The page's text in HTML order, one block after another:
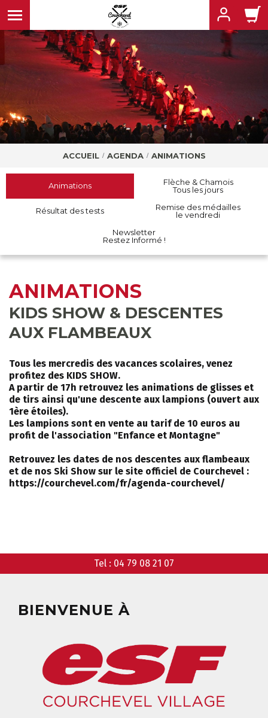
MENU
INFOS PRATIQUES
HORAIRES
DU BUREAU ESF
MENU
CONSEILS
QUEL EST MON NIVEAU ?
LIEUX DE RASSEMBLEMENTS
MENU
AGENDA
ANIMATIONS
GARDERIE
MENU
COURS COLLECTIFS
RÉSERVER
CLUB PIOU PIOU
3-5 ANS
MENU
COURS PRIVÉS
RÉSERVER
COURS PRIVÉ MATIN
ACCUEIL AGENDA ANIMATIONS
Animations
Flèche & Chamois
Tous les jours
Résultat des tests
Remise des médailles
le vendredi
Newsletter
Restez Informé !
ANIMATIONS
KIDS SHOW & DESCENTES
AUX FLAMBEAUX
Tous les mercredis des vacances scolaires, venez
profitez des KIDS SHOW.
A partir de 17h retrouvez les animations de glisses et
de tirs ainsi qu'une descente aux lampions (ouvert aux
1ère étoiles).
Les lampions sont en vente au tarif de 10 euros au
profit de l'association "Enfance et Montagne"
Retrouvez les dates de nos descentes aux flambeaux
et de nos Ski Show sur le site officiel de Courchevel :
https://courchevel.com/fr/agenda-courchevel/
Tel : 04 79 08 21 07
BIENVENUE À